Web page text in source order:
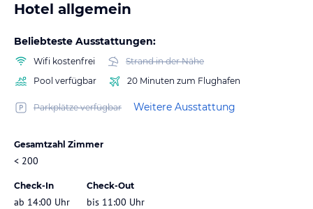
Hotel allgemein
Beliebteste Ausstattungen:
Wifi kostenfrei
Strand in der Nähe
Pool verfügbar
20 Minuten zum Flughafen
Parkplätze verfügbar Weitere Ausstattung
Gesamtzahl Zimmer
< 200
Check-In
ab 14:00 Uhr
Check-Out
bis 11:00 Uhr